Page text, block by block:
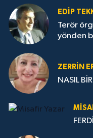
EDIP
Terör
yönden
ZERRIN
NASIL